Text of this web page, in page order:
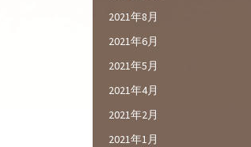
2021年8月
2021年6月
2021年5月
2021年4月
2021年2月
2021年1月